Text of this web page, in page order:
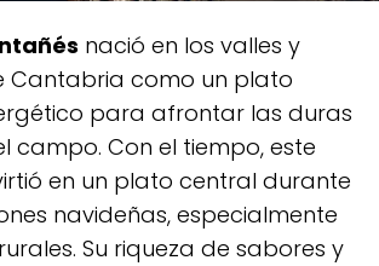
nació en los valles y
Cantabria como un plato
para afrontar las duras
campo. Con el tiempo, este
en un plato central durante
navideñas, especialmente
Su riqueza de sabores y